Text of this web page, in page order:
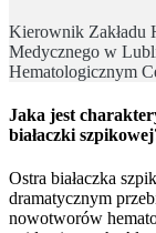
Kierownik Zakładu
Medycznego w
Hematologicznym
Jaka jest
białaczki
Ostra białaczka
dramatycznym
nowotworów